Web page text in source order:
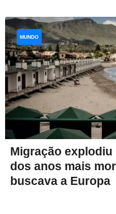
Migração explodiu
dos anos mais
buscava a Europa
MUNDO